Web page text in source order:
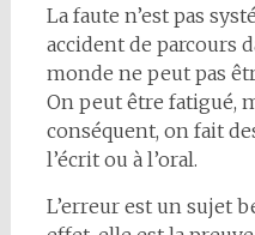
La faute n’est pas
accident de parcours
monde ne peut pas
On peut être fatigué,
conséquent, on fait
l’écrit ou à l’oral.
L’erreur est un sujet